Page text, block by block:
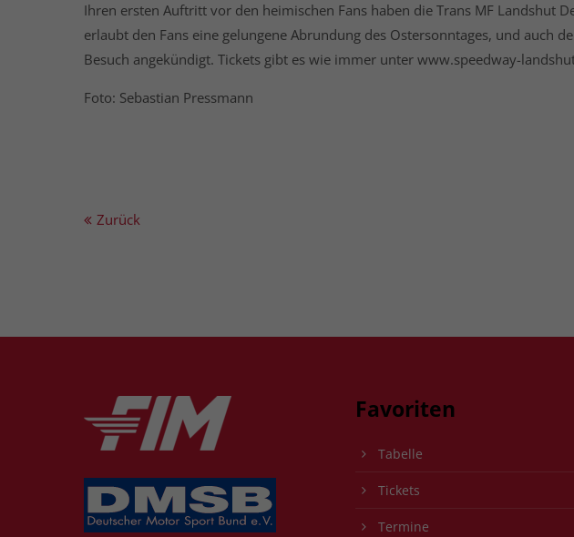
Ihren ersten Auftritt vor den heimischen Fans haben die Trans MF Landshut
erlaubt den Fans eine gelungene Abrundung des Ostersonntages, und auch
Besuch angekündigt. Tickets gibt es wie immer unter www.speedway-
Foto: Sebastian Pressmann
Zurück
Favoriten
Tabelle
Tickets
Termine